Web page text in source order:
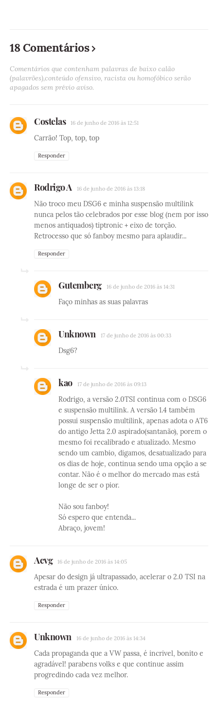
18 Comentários
Comentários que contenham palavras de baixo calão
(palavrões),conteúdo ofensivo, racista ou homofóbico serão
apagados sem prévio aviso.
Costelas 16 de junho de 2016 às 12:51
Carrão! Top, top, top
Responder
Rodrigo A 16 de junho de 2016 às 13:18
Não troco meu DSG6 e minha suspensão multilink
nunca pelos tão celebrados por esse blog (nem por isso
menos antiquados) tiptronic + eixo de torção.
Retrocesso que só fanboy mesmo para aplaudir...
Responder
Gutemberg 16 de junho de 2016 às 14:31
Faço minhas as suas palavras
Unknown 17 de junho de 2016 às 00:33
Dsg6?
kao 17 de junho de 2016 às 09:13
Rodrigo, a versão 2.0TSI continua com o DSG6
e suspensão multilink. A versão 1.4 também
possui suspensão multilink, apenas adota o AT6
do antigo Jetta 2.0 aspirado(santanão), porem o
mesmo foi recalibrado e atualizado. Mesmo
sendo um cambio, digamos, desatualizado para
os dias de hoje, continua sendo uma opção a se
contar. Não é o melhor do mercado mas está
longe de ser o pior.
Não sou fanboy!
Só espero que entenda...
Abraço, jovem!
Acvg 16 de junho de 2016 às 14:05
Apesar do design já ultrapassado, acelerar o 2.0 TSI na
estrada é um prazer único.
Responder
Unknown 16 de junho de 2016 às 14:34
Cada propaganda que a VW passa, é incrivel, bonito e
agradável! parabens volks e que continue assim
progredindo cada vez melhor.
Responder